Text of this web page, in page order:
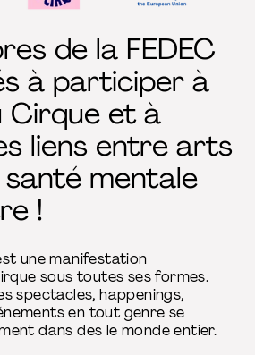
de la FEDEC
à participer à
Cirque et à
liens entre arts
mentale
!
une manifestation
sous toutes ses formes.
spectacles, happenings,
en tout genre se
dans des le monde entier.